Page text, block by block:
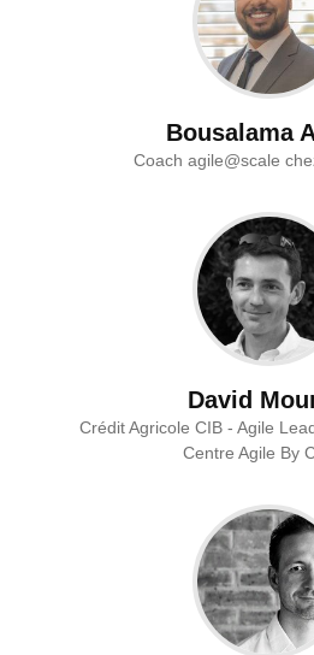
Bousalama
Coach agile@scale
David
Crédit Agricole CIB - Agile
Centre Agile By